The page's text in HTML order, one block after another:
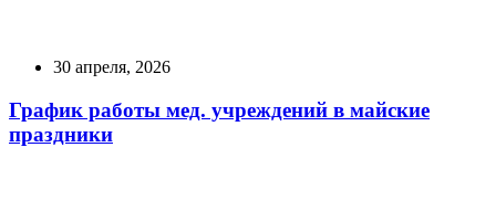
30 апреля, 2026
График работы мед. учреждений в майские
праздники